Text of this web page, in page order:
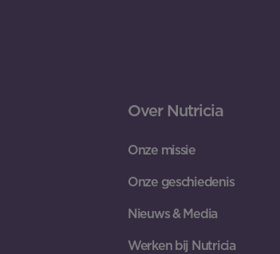
Over Nutricia
Onze missie
Onze geschiedenis
Nieuws & Media
Werken bij Nutricia